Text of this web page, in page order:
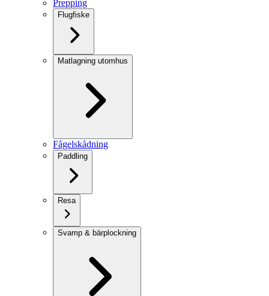
Prepping
Flugfiske
Matlagning utomhus
Fågelskådning
Paddling
Resa
Svamp & bärplockning